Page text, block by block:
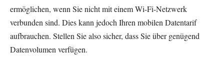
ermöglichen, wenn Sie nicht mit einem Wi-Fi-Netzwerk
verbunden sind. Dies kann jedoch Ihren mobilen Datentarif
aufbrauchen. Stellen Sie also sicher, dass Sie über genügend
Datenvolumen verfügen.